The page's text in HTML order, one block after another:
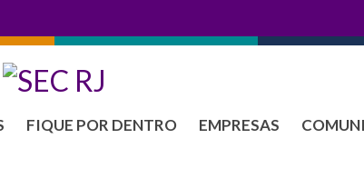
FIQUE POR DENTRO EMPRESAS